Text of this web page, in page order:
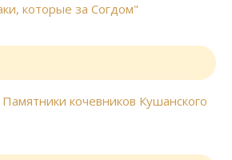
которые за Согдом"
кочевников Кушанского